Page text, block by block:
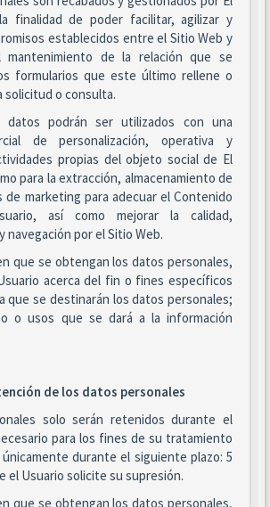
finalidad de poder facilitar, agilizar y
establecidos entre el Sitio Web y
de la relación que se
formularios que este último rellene o
solicitud o consulta.
datos podrán ser utilizados con una
de personalización, operativa y
propias del objeto social de El
para la extracción, almacenamiento de
marketing para adecuar el Contenido
así como mejorar la calidad,
navegación por el Sitio Web.
que se obtengan los datos personales,
acerca del fin o fines específicos
que se destinarán los datos personales;
o usos que se dará a la información
de los datos personales
solo serán retenidos durante el
para los fines de su tratamiento
durante el siguiente plazo: 5
el Usuario solicite su supresión.
que se obtengan los datos personales,